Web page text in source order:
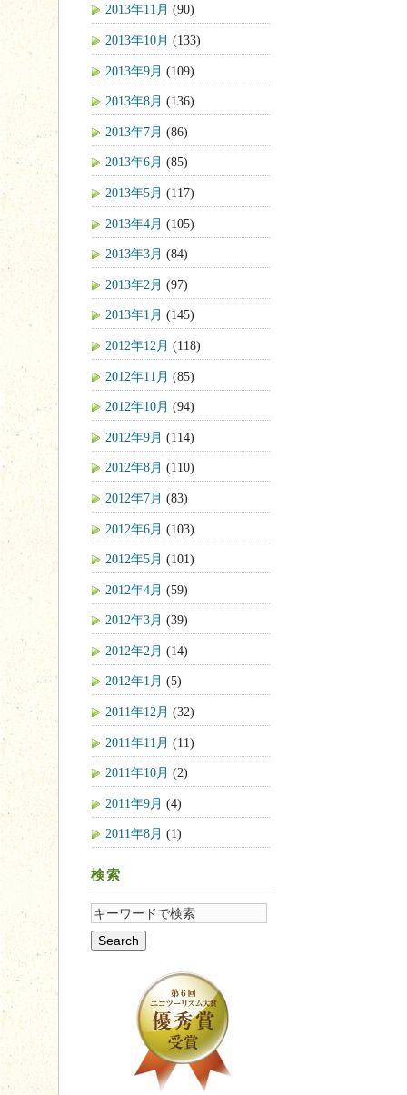
2013年11月 (90)
2013年10月 (133)
2013年9月 (109)
2013年8月 (136)
2013年7月 (86)
2013年6月 (85)
2013年5月 (117)
2013年4月 (105)
2013年3月 (84)
2013年2月 (97)
2013年1月 (145)
2012年12月 (118)
2012年11月 (85)
2012年10月 (94)
2012年9月 (114)
2012年8月 (110)
2012年7月 (83)
2012年6月 (103)
2012年5月 (101)
2012年4月 (59)
2012年3月 (39)
2012年2月 (14)
2012年1月 (5)
2011年12月 (32)
2011年11月 (11)
2011年10月 (2)
2011年9月 (4)
2011年8月 (1)
検索